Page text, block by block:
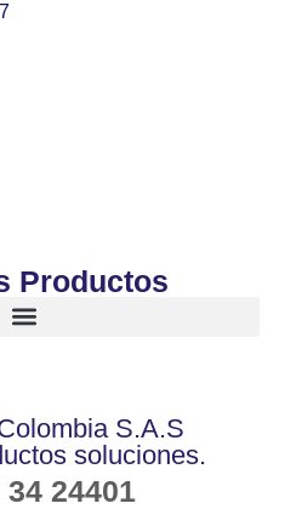
Productos
S.A.S
soluciones.
34 24401